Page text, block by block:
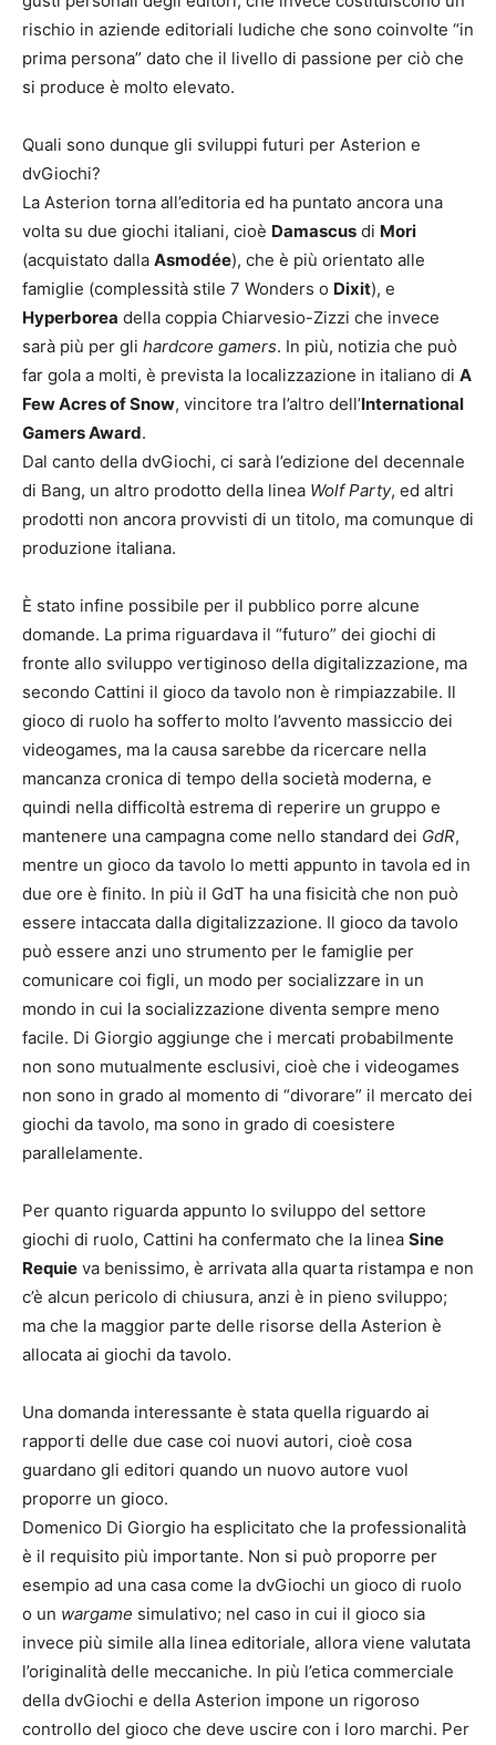
rischio in aziende editoriali ludiche che sono coinvolte “in
prima persona” dato che il livello di passione per ciò che
si produce è molto elevato.
Quali sono dunque gli sviluppi futuri per Asterion e
dvGiochi?
La Asterion torna all’editoria ed ha puntato ancora una
volta su due giochi italiani, cioè Damascus di Mori
(acquistato dalla Asmodée), che è più orientato alle
famiglie (complessità stile 7 Wonders o Dixit), e
Hyperborea della coppia Chiarvesio-Zizzi che invece
sarà più per gli hardcore gamers. In più, notizia che può
far gola a molti, è prevista la localizzazione in italiano di A
Few Acres of Snow, vincitore tra l’altro dell’International
Gamers Award.
Dal canto della dvGiochi, ci sarà l’edizione del decennale
di Bang, un altro prodotto della linea Wolf Party, ed altri
prodotti non ancora provvisti di un titolo, ma comunque di
produzione italiana.
È stato infine possibile per il pubblico porre alcune
domande. La prima riguardava il “futuro” dei giochi di
fronte allo sviluppo vertiginoso della digitalizzazione, ma
secondo Cattini il gioco da tavolo non è rimpiazzabile. Il
gioco di ruolo ha sofferto molto l’avvento massiccio dei
videogames, ma la causa sarebbe da ricercare nella
mancanza cronica di tempo della società moderna, e
quindi nella difficoltà estrema di reperire un gruppo e
mantenere una campagna come nello standard dei GdR,
mentre un gioco da tavolo lo metti appunto in tavola ed in
due ore è finito. In più il GdT ha una fisicità che non può
essere intaccata dalla digitalizzazione. Il gioco da tavolo
può essere anzi uno strumento per le famiglie per
comunicare coi figli, un modo per socializzare in un
mondo in cui la socializzazione diventa sempre meno
facile. Di Giorgio aggiunge che i mercati probabilmente
non sono mutualmente esclusivi, cioè che i videogames
non sono in grado al momento di “divorare” il mercato dei
giochi da tavolo, ma sono in grado di coesistere
parallelamente.
Per quanto riguarda appunto lo sviluppo del settore
giochi di ruolo, Cattini ha confermato che la linea Sine
Requie va benissimo, è arrivata alla quarta ristampa e non
c’è alcun pericolo di chiusura, anzi è in pieno sviluppo;
ma che la maggior parte delle risorse della Asterion è
allocata ai giochi da tavolo.
Una domanda interessante è stata quella riguardo ai
rapporti delle due case coi nuovi autori, cioè cosa
guardano gli editori quando un nuovo autore vuol
proporre un gioco.
Domenico Di Giorgio ha esplicitato che la professionalità
è il requisito più importante. Non si può proporre per
esempio ad una casa come la dvGiochi un gioco di ruolo
o un wargame simulativo; nel caso in cui il gioco sia
invece più simile alla linea editoriale, allora viene valutata
l’originalità delle meccaniche. In più l’etica commerciale
della dvGiochi e della Asterion impone un rigoroso
controllo del gioco che deve uscire con i loro marchi. Per